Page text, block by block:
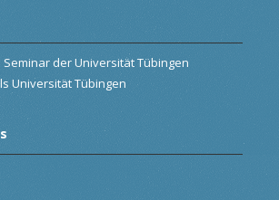
Seminar der Universität Tübingen
Universität Tübingen